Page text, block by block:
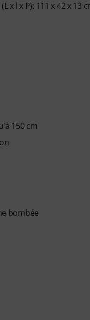
x l x P): 111 x 42 x 13
150 cm
bombée